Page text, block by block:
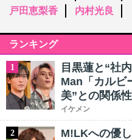
戸田恵梨香
内村光良
ランキング
1
目黒蓮と“社
Man「カルビ
美”との関係
イケメン
2
M!LKへの優